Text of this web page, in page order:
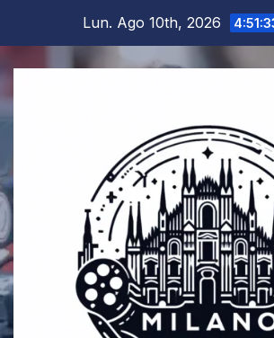
contenuto
Lun. Ago 10th, 2026